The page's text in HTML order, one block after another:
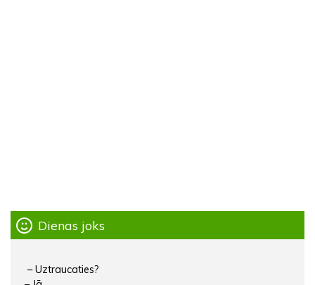
Dienas joks
– Uztraucaties?